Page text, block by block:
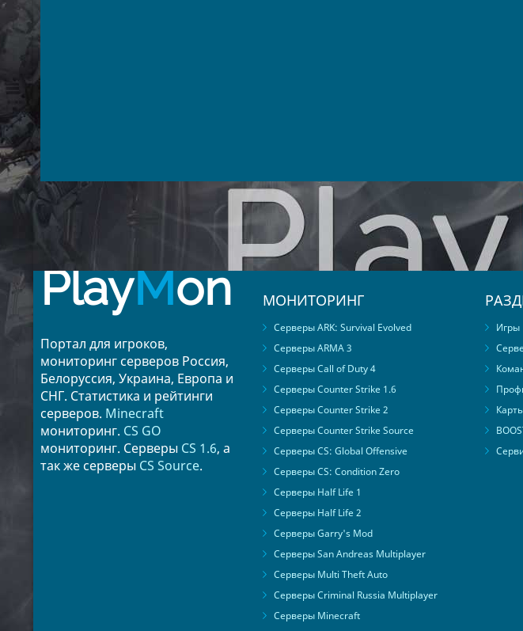
PlayMon
Портал для игроков,
мониторинг серверов Россия,
Белоруссия, Украина, Европа и
СНГ. Статистика и рейтинги
серверов. Minecraft
мониторинг. CS GO
мониторинг. Серверы CS 1.6, а
так же серверы CS Source.
МОНИТОРИНГ
Серверы ARK: Survival Evolved
Серверы ARMA 3
Серверы Call of Duty 4
Серверы Counter Strike 1.6
Серверы Counter Strike 2
Серверы Counter Strike Source
Серверы CS: Global Offensive
Серверы CS: Condition Zero
Серверы Half Life 1
Серверы Half Life 2
Серверы Garry's Mod
Серверы San Andreas Multiplayer
Серверы Multi Theft Auto
Серверы Criminal Russia Multiplayer
Серверы Minecraft
Игры